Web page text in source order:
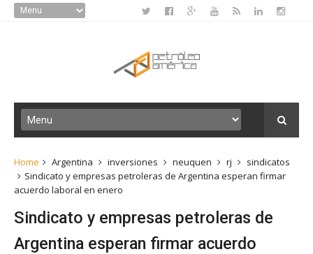
Home Argentina inversiones neuquen rj
sindicatos
Sindicato y empresas petroleras de Argentina esperan firmar
acuerdo laboral en enero
Sindicato y empresas petroleras de
Argentina esperan firmar acuerdo